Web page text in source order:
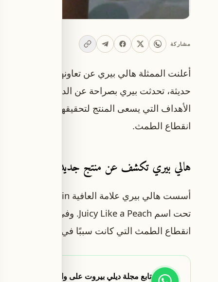
مشاركة
حديثة، تحدثت بيري بصراحة عن الدوافع التي
الأهداف التي يسعى المنتج لتحقيقها، والتي تتمثل
انقطاع الطمث.
هالي بيري تكشف عن منتج جديد لمرحلة انقطاع
انقطاع الطمث التي كانت سببًا في تطوير هذا المنتج.
تابع مجلة ديلي بيروت على واتساب